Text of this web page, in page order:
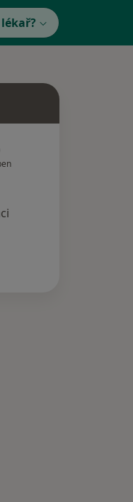
lékař?